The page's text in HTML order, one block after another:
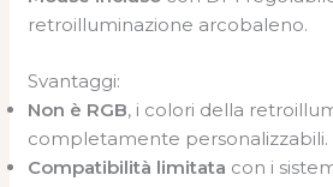
retroilluminazione arcobaleno.
Svantaggi:
Non è RGB, i colori della
completamente personalizzabili.
Compatibilità limitata con i